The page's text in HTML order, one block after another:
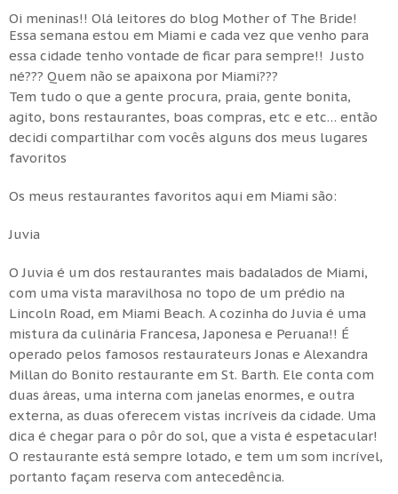
Oi meninas!! Olá leitores do blog Mother of The Bride!
Essa semana estou em Miami e cada vez que venho para
essa cidade tenho vontade de ficar para sempre!! Justo
né??? Quem não se apaixona por Miami???
Tem tudo o que a gente procura, praia, gente bonita,
agito, bons restaurantes, boas compras, etc e etc… então
decidi compartilhar com vocês alguns dos meus lugares
favoritos
Os meus restaurantes favoritos aqui em Miami são:
Juvia
O Juvia é um dos restaurantes mais badalados de Miami,
com uma vista maravilhosa no topo de um prédio na
Lincoln Road, em Miami Beach. A cozinha do Juvia é uma
mistura da culinária Francesa, Japonesa e Peruana!! É
operado pelos famosos restaurateurs Jonas e Alexandra
Millan do Bonito restaurante em St. Barth. Ele conta com
duas áreas, uma interna com janelas enormes, e outra
externa, as duas oferecem vistas incríveis da cidade. Uma
dica é chegar para o pôr do sol, que a vista é espetacular!
O restaurante está sempre lotado, e tem um som incrível,
portanto façam reserva com antecedência.